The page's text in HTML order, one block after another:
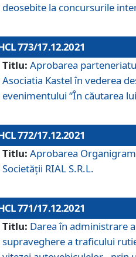
deosebite la concursurile
773/17.12.2021
Titlu: Aprobarea
Asociatia Kastel în vederea
evenimentului “În căutarea
772/17.12.2021
Titlu: Aprobarea
Societăţii RIAL S.R.L.
771/17.12.2021
Titlu: Darea în administrare
supraveghere a traficului